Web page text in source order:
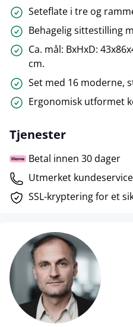
Seteflate i tre og
Behagelig sittestilling
Ca. mål: BxHxD:
cm.
Set med 16 moderne,
Ergonomisk utformet
Tjenester
Betal innen 30 dager
Utmerket kundeservice
SSL-kryptering for et